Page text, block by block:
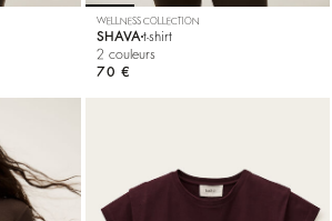
WELLNESS COLLECTION
SHAVA t-shirt
2 couleurs
70 €